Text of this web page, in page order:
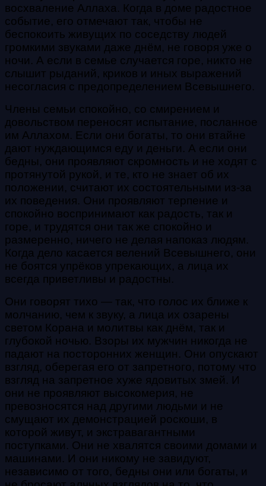
восхваление Аллаха. Когда в доме радостное
событие, его отмечают так, чтобы не
беспокоить живущих по соседству людей
громкими звуками даже днём, не говоря уже о
ночи. А если в семье случается горе, никто не
слышит рыданий, криков и иных выражений
несогласия с предопределением Всевышнего.
Члены семьи спокойно, со смирением и
довольством переносят испытание, посланное
им Аллахом. Если они богаты, то они втайне
дают нуждающимся еду и деньги. А если они
бедны, они проявляют скромность и не ходят с
протянутой рукой, и те, кто не знает об их
положении, считают их состоятельными из-за
их поведения. Они проявляют терпение и
спокойно воспринимают как радость, так и
горе, и трудятся они так же спокойно и
размеренно, ничего не делая напоказ людям.
Когда дело касается велений Всевышнего, они
не боятся упрёков упрекающих, а лица их
всегда приветливы и радостны.
Они говорят тихо — так, что голос их ближе к
молчанию, чем к звуку, а лица их озарены
светом Корана и молитвы как днём, так и
глубокой ночью. Взоры их мужчин никогда не
падают на посторонних женщин. Они опускают
взгляд, оберегая его от запретного, потому что
взгляд на запретное хуже ядовитых змей. И
они не проявляют высокомерия, не
превозносятся над другими людьми и не
смущают их демонстрацией роскоши, в
которой живут, и экстравагантными
поступками. Они не хвалятся своими домами и
машинами. И они никому не завидуют,
независимо от того, бедны они или богаты, и